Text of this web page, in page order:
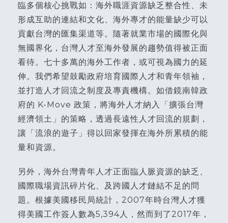
臨多個核心挑戰如：海外職涯資源缺乏整合性、未
形成互助的連結和文化、海外專才的能量缺少可以
貢獻台灣的匯集渠道等。隨著就業市場的國際化與
無國界化，台灣人才至海外發展的趨勢值得被正面
看待。七十多萬的海外工作者，或可視為國力的延
伸。我們希望鼓勵政府培育國際人才和青年領袖，
並打造人才回流之制度及專責機構。如借鏡南韓政
府的 K-Move 政策，將海外人才納入「擴張台灣
經濟領土」的策略，透過長遠性人才回流的規劃，
讓「流浪的遊子」得以回家發揮在海外所累積的能
量和資源。
另外，海外台灣青年人才正面臨人脈資源的缺乏、
國際職場資訊碎片化、及跨國人才鏈結不足的問
題。根據美國移民局統計，2007年時台灣人才獲
得美國工作簽人數為5,394人，然而到了2017年，